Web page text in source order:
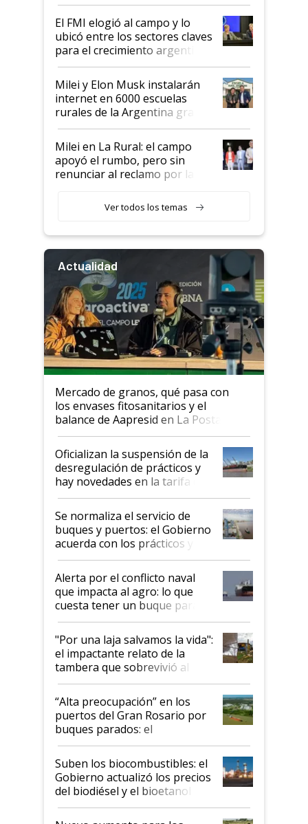
de Milei
El FMI elogió al campo y lo
ubicó entre los sectores claves
para el crecimiento argentino
Milei y Elon Musk instalarán
internet en 6000 escuelas
rurales de la Argentina gracias
a un acuerdo con Starlink
Milei en La Rural: el campo
apoyó el rumbo, pero sin
renunciar al reclamo por las
Ver todos los temas
Actualidad
Mercado de granos, qué pasa con
los envases fitosanitarios y el
balance de Aapresid en La Posta
Oficializan la suspensión de la
desregulación de prácticos y
hay novedades en la tarifa de
la hidrovía
Se normaliza el servicio de
buques y puertos: el Gobierno
acuerda con los prácticos y
suspende el decreto de
desregulación
Alerta por el conflicto naval
que impacta al agro: lo que
cuesta tener un buque parado
y el peligro de que Argentina
pase a ser "país sucio"
"Por una laja salvamos la vida":
el impactante relato de la
tambera que sobrevivió al
tornado
“Alta preocupación” en los
puertos del Gran Rosario por
buques parados: el
funcionamiento de las
exportadoras en tensión tras
la medida de fuerza de los
prácticos
Suben los biocombustibles: el
Gobierno actualizó los precios
del biodiésel y el bioetanol